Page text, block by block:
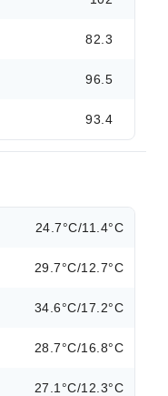
82.3
96.5
93.4
24.7°C/11.4°C
29.7°C/12.7°C
34.6°C/17.2°C
28.7°C/16.8°C
27.1°C/12.3°C